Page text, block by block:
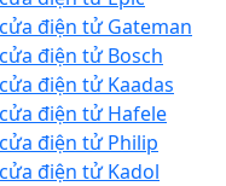
điện tử Gateman
điện tử Bosch
điện tử Kaadas
điện tử Hafele
điện tử Philip
điện tử Kadol